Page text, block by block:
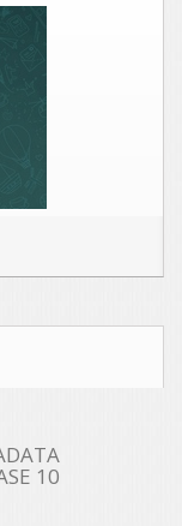
10